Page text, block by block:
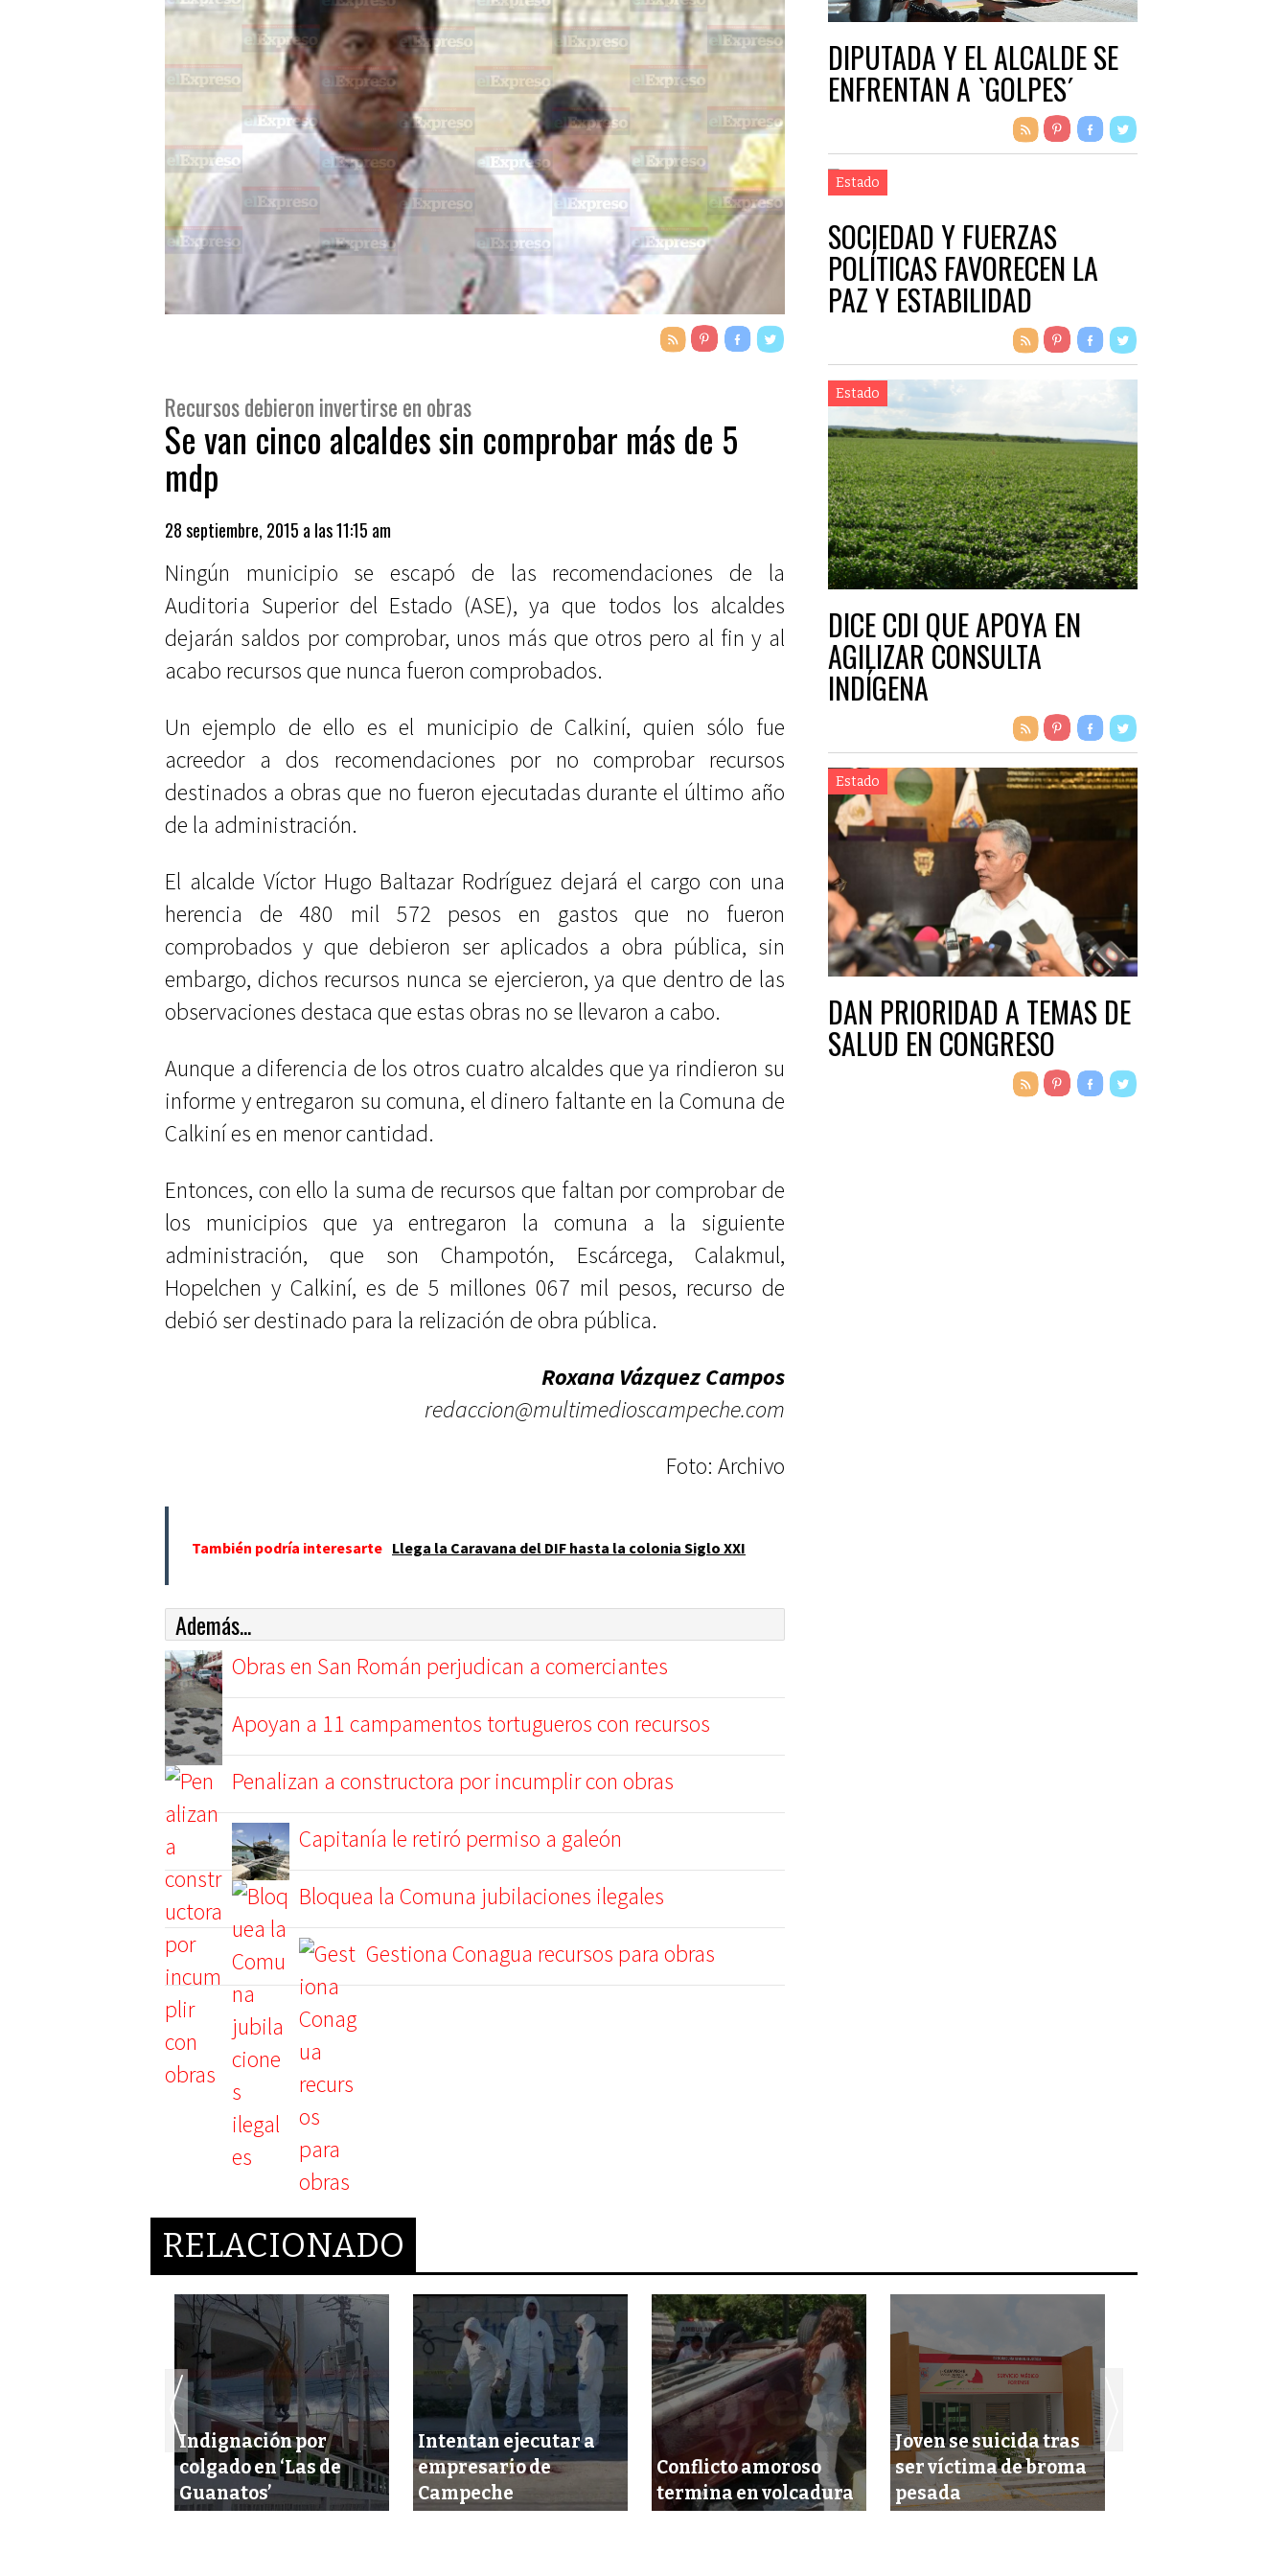
Recursos debieron invertirse en obras
Se van cinco alcaldes sin comprobar más de 5
mdp
28 septiembre, 2015 a las 11:15 am
Ningún municipio se escapó de las recomendaciones de la
Auditoria Superior del Estado (ASE), ya que todos los alcaldes
dejarán saldos por comprobar, unos más que otros pero al fin y al
acabo recursos que nunca fueron comprobados.
Un ejemplo de ello es el municipio de Calkiní, quien sólo fue
acreedor a dos recomendaciones por no comprobar recursos
destinados a obras que no fueron ejecutadas durante el último año
de la administración.
El alcalde Víctor Hugo Baltazar Rodríguez dejará el cargo con una
herencia de 480 mil 572 pesos en gastos que no fueron
comprobados y que debieron ser aplicados a obra pública, sin
embargo, dichos recursos nunca se ejercieron, ya que dentro de las
observaciones destaca que estas obras no se llevaron a cabo.
Aunque a diferencia de los otros cuatro alcaldes que ya rindieron su
informe y entregaron su comuna, el dinero faltante en la Comuna de
Calkiní es en menor cantidad.
Entonces, con ello la suma de recursos que faltan por comprobar de
los municipios que ya entregaron la comuna a la siguiente
administración, que son Champotón, Escárcega, Calakmul,
Hopelchen y Calkiní, es de 5 millones 067 mil pesos, recurso de
debió ser destinado para la relización de obra pública.
Roxana Vázquez Campos
redaccion@multimedioscampeche.com
Foto: Archivo
También podría interesarte Llega la Caravana del DIF hasta la colonia Siglo XXI
Además...
Obras en San Román perjudican a comerciantes
Apoyan a 11 campamentos tortugueros con recursos
Penalizan a constructora por incumplir con obras
Capitanía le retiró permiso a galeón
Bloquea la Comuna jubilaciones ilegales
Gestiona Conagua recursos para obras
DIPUTADA Y EL ALCALDE SE
ENFRENTAN A `GOLPES´
Estado
SOCIEDAD Y FUERZAS
POLÍTICAS FAVORECEN LA
PAZ Y ESTABILIDAD
Estado
DICE CDI QUE APOYA EN
AGILIZAR CONSULTA
INDÍGENA
Estado
DAN PRIORIDAD A TEMAS DE
SALUD EN CONGRESO
RELACIONADO
Indignación por
colgado en ‘Las de
Guanatos’
Intentan ejecutar a
empresario de
Campeche
Conflicto amoroso
termina en volcadura
Joven se suicida tras
ser víctima de broma
pesada